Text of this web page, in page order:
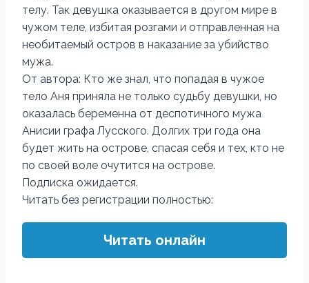
телу. Так девушка оказывается в другом мире в
чужом теле, избитая розгами и отправленная на
необитаемый остров в наказание за убийство
мужа.
От автора: Кто же знал, что попадая в чужое
тело Аня приняла не только судьбу девушки, но
оказалась беременна от деспотичного мужа
Анисии графа Лусского. Долгих три года она
будет жить на острове, спасая себя и тех, кто не
по своей воле очутится на острове.
Подписка ожидается.
Читать без регистрации полностью:
Читать онлайн